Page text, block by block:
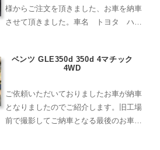
様からご注文を頂きました、お車を納車
させて頂きました。車名 トヨタ ハリ
弊社整備工場にて基本整備（オイル交
ベンツ GLE350d 350d 4マチック
4WD
ご依頼いただいておりましたお車が納車
となりましたのでご紹介します。旧工場
前で撮影してご納車となる最後のお車で